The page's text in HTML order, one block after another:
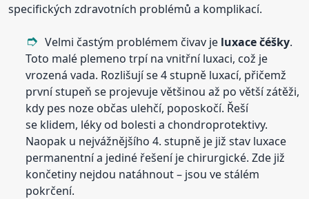
specifických zdravotních problémů a komplikací.
Velmi častým problémem čivav je luxace čéšky.
Toto malé plemeno trpí na vnitřní luxaci, což je
vrozená vada. Rozlišují se 4 stupně luxací, přičemž
první stupeň se projevuje většinou až po větší zátěži,
kdy pes noze občas ulehčí, poposkočí. Řeší
se klidem, léky od bolesti a chondroprotektivy.
Naopak u nejvážnějšího 4. stupně je již stav luxace
permanentní a jediné řešení je chirurgické. Zde již
končetiny nejdou natáhnout – jsou ve stálém
pokrčení.